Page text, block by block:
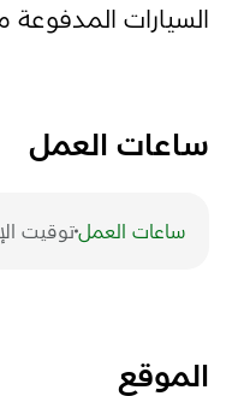
منطقة الظفرة
مركز أبوظبي الوطني
السيارات
ساعات العمل
ساعات العملتوقيت
الموقع